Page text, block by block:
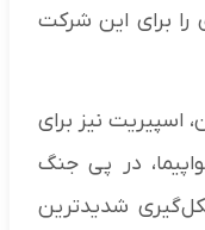
منفی 61.2 درصدی را برای این شرکت
اسپیریت نیز برای
در پی جنگ
شدیدترین